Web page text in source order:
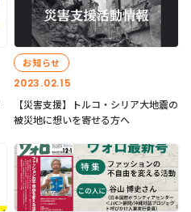
2023.02.15
お知らせ
【災害支援】トルコ・シリア大地震の
被災地に想いを寄せる方へ